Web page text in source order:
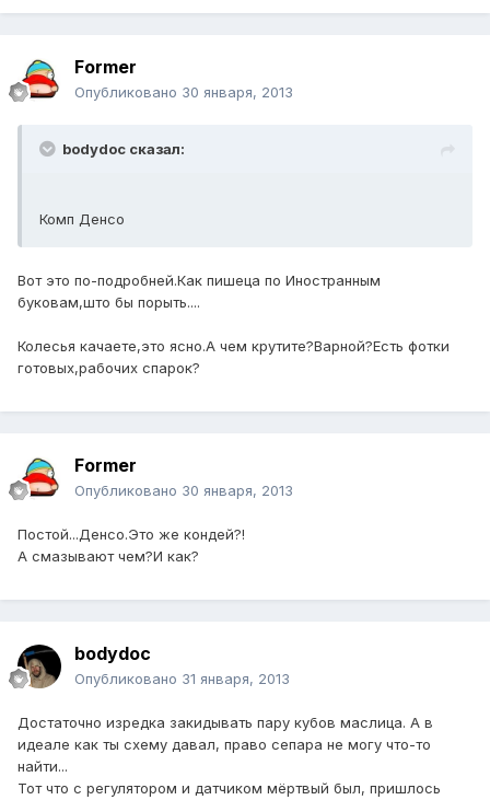
Former
Опубликовано 30 января, 2013
bodydoc сказал:
Комп Денсо
Вот это по-подробней.Как пишеца по Иностранным
буковам,што бы порыть....
Колесья качаете,это ясно.А чем крутите?Варной?Есть фотки
готовых,рабочих спарок?
Former
Опубликовано 30 января, 2013
Постой...Денсо.Это же кондей?!
А смазывают чем?И как?
bodydoc
Опубликовано 31 января, 2013
Достаточно изредка закидывать пару кубов маслица. А в
идеале как ты схему давал, право сепара не могу что-то
найти...
Тот что с регулятором и датчиком мёртвый был, пришлось